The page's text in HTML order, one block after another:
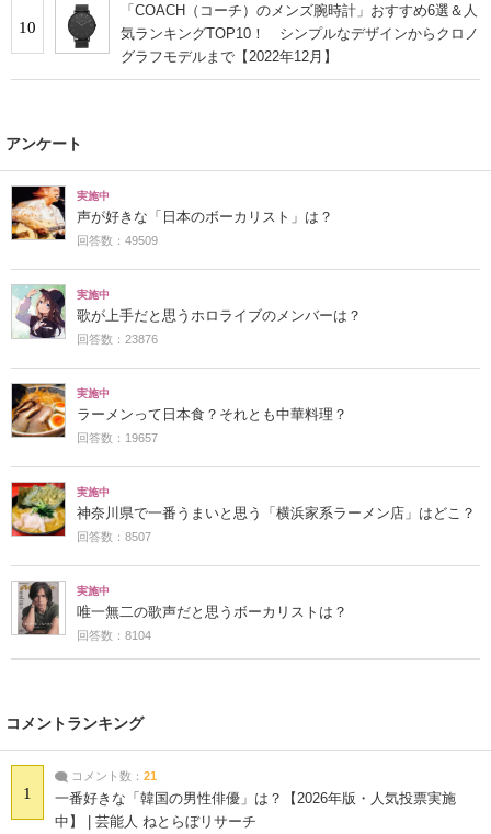
10
「COACH（コーチ）のメンズ腕時計」おすすめ6選＆人
気ランキングTOP10！ シンプルなデザインからクロノ
グラフモデルまで【2022年12月】
アンケート
実施中
声が好きな「日本のボーカリスト」は？
回答数：49509
実施中
歌が上手だと思うホロライブのメンバーは？
回答数：23876
実施中
ラーメンって日本食？それとも中華料理？
回答数：19657
実施中
神奈川県で一番うまいと思う「横浜家系ラーメン店」はどこ？
回答数：8507
実施中
唯一無二の歌声だと思うボーカリストは？
回答数：8104
コメントランキング
1
コメント数： 21
一番好きな「韓国の男性俳優」は？【2026年版・人気投票実施
中】 | 芸能人 ねとらぼリサーチ